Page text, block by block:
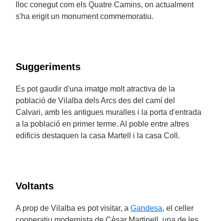
lloc conegut com els Quatre Camins, on actualment
s'ha erigit un monument commemoratiu.
Suggeriments
Es pot gaudir d'una imatge molt atractiva de la
població de Vilalba dels Arcs des del camí del
Calvari, amb les antigues muralles i la porta d'entrada
a la població en primer terme. Al poble entre altres
edificis destaquen la casa Martell i la casa Coll.
Voltants
A prop de Vilalba es pot visitar, a Gandesa, el celler